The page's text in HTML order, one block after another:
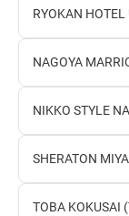
RYOKAN
NAGOYA
NIKKO STYLE
SHERATON
TOBA KOKUSAI